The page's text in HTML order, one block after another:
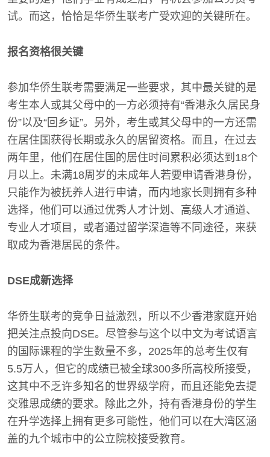
试。而这，恰恰是华侨生联考广受欢迎的关键所在。
报名资格很关键
参加华侨生联考需要满足一些要求，其中最关键的是
考生本人或其父母中的一方必须持有“香港永久居民身
份”以及“回乡证”。另外，考生或其父母中的一方还需
在居住国获得长期或永久的居留资格。而且，在过去
两年里，他们在居住国的居住时间累积必须达到18个
月以上。未满18周岁的未成年人若要申请香港身份，
只能作为被抚养人进行申请，而内地家长则拥有多种
选择，他们可以通过优秀人才计划、高级人才通道、
专业人才项目，或者通过留学深造等不同途径，来获
取成为香港居民的条件。
DSE成新选择
华侨生联考的竞争日益激烈，所以不少香港家庭开始
把关注点投向DSE。尽管参与这个以中文为考试语言
的国际课程的学生数量不多，2025年的总考生仅有
5.5万人，但它的成绩已被全球300多所高校所接受，
这其中不乏许多知名的世界级学府，而且还能免去提
交雅思成绩的要求。除此之外，持有香港身份的学生
在升学选择上拥有更多可能性，他们可以在大湾区涵
盖的九个城市中的公立院校接受教育。